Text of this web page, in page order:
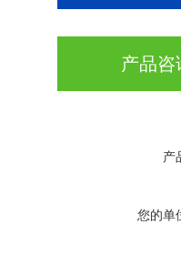
产品咨
产
您的单